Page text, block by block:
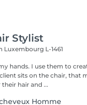
Stylist
Luxembourg L-1461
hands. I use them to
sits on the chair, that
hair and ...
Homme